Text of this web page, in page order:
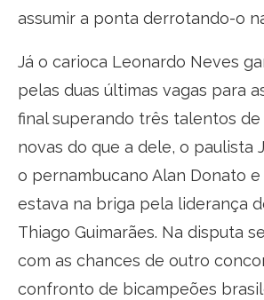
assumir a ponta derrotando-o
Já o carioca Leonardo Neves
pelas duas últimas vagas para
final superando três talentos de
novas do que a dele, o paulista
o pernambucano Alan Donato
estava na briga pela liderança
Thiago Guimarães. Na disputa
com as chances de outro
confronto de bicampeões